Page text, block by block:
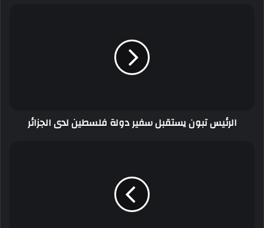
الرئيس تبون يستقبل سفير دولة فلسطين لدى الجزائر